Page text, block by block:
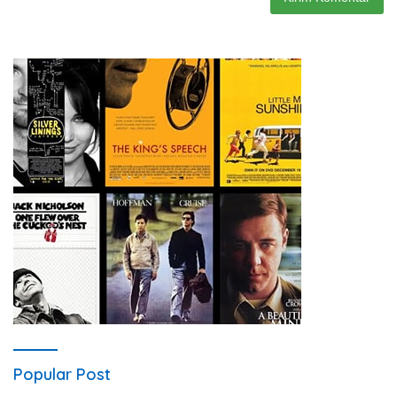
Popular Post